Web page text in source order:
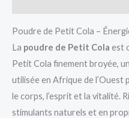
Poudre de Petit Cola –
La poudre de Petit Cola est
Petit Cola finement broyée,
utilisée en Afrique de l’Ouest
le corps, l’esprit et la vitalité.
stimulants naturels et en